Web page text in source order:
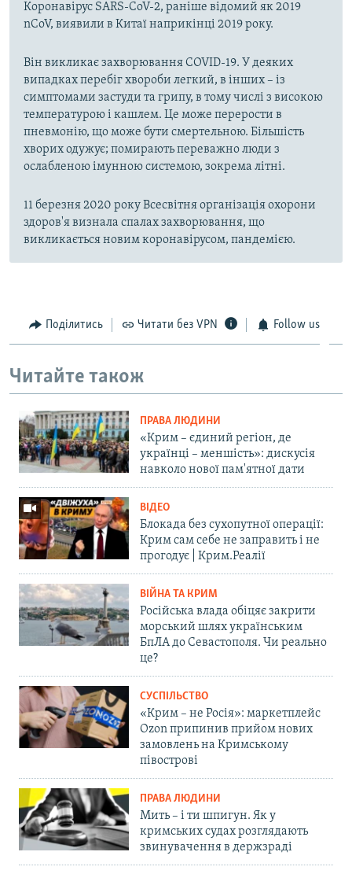
Коронавірус SARS-CoV-2, раніше відомий як 2019
nCoV, виявили в Китаї наприкінці 2019 року.
Він викликає захворювання COVID-19. У деяких
випадках перебіг хвороби легкий, в інших – із
симптомами застуди та грипу, в тому числі з високою
температурою і кашлем. Це може перерости в
пневмонію, що може бути смертельною. Більшість
хворих одужує; помирають переважно люди з
ослабленою імунною системою, зокрема літні.
11 березня 2020 року Всесвітня організація охорони
здоров'я визнала спалах захворювання, що
викликається новим коронавірусом, пандемією.
Поділитись Читати без VPN Follow us
Читайте також
ПРАВА ЛЮДИНИ
«Крим – єдиний регіон, де
українці – меншість»: дискусія
навколо нової пам'ятної дати
ВІДЕО
Блокада без сухопутної операції:
Крим сам себе не заправить і не
прогодує | Крим.Реалії
ВІЙНА ТА КРИМ
Російська влада обіцяє закрити
морський шлях українським
БпЛА до Севастополя. Чи реально
це?
СУСПІЛЬСТВО
«Крим – не Росія»: маркетплейс
Ozon припинив прийом нових
замовлень на Кримському
півострові
ПРАВА ЛЮДИНИ
Мить – і ти шпигун. Як у
кримських судах розглядають
звинувачення в держзраді